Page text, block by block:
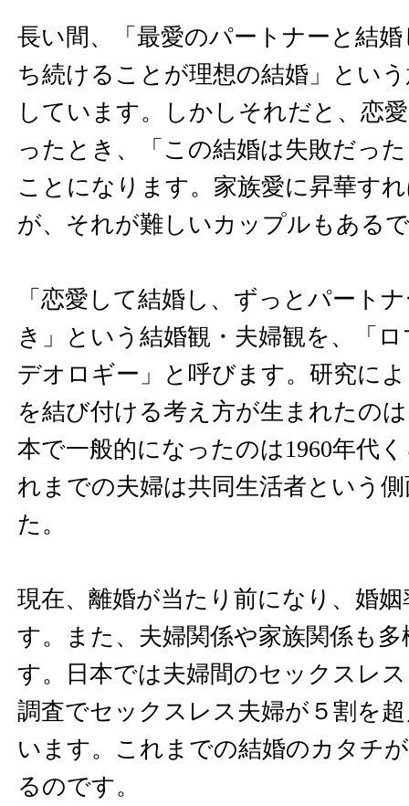
長い間、「最愛のパートナーと結
ち続けることが理想の結婚」とい
しています。しかしそれだと、恋
ったとき、「この結婚は失敗だっ
ことになります。家族愛に昇華す
が、それが難しいカップルもある
「恋愛して結婚し、ずっとパート
き」という結婚観・夫婦観を、「
デオロギー」と呼びます。研究に
を結び付ける考え方が生まれたの
本で一般的になったのは1960年代
れまでの夫婦は共同生活者という
た。
現在、離婚が当たり前になり、婚
す。また、夫婦関係や家族関係も
す。日本では夫婦間のセックスレ
調査でセックスレス夫婦が５割を
います。これまでの結婚のカタチ
るのです。